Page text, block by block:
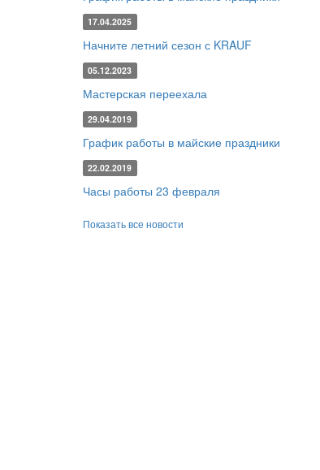
17.04.2025
Начните летний сезон с KRAUF
05.12.2023
Мастерская переехала
29.04.2019
График работы в майские праздники
22.02.2019
Часы работы 23 февраля
Показать все новости